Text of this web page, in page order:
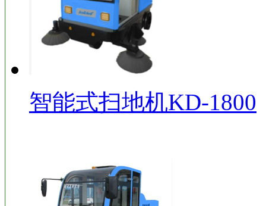
智能式扫地机KD-1800